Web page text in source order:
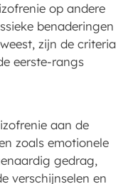
op andere
benaderingen
zijn de criteria
eerste-rangs
aan de
zoals emotionele
gedrag,
verschijnselen en